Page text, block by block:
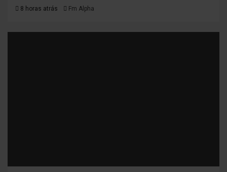
8 horas atrás Fm Alpha